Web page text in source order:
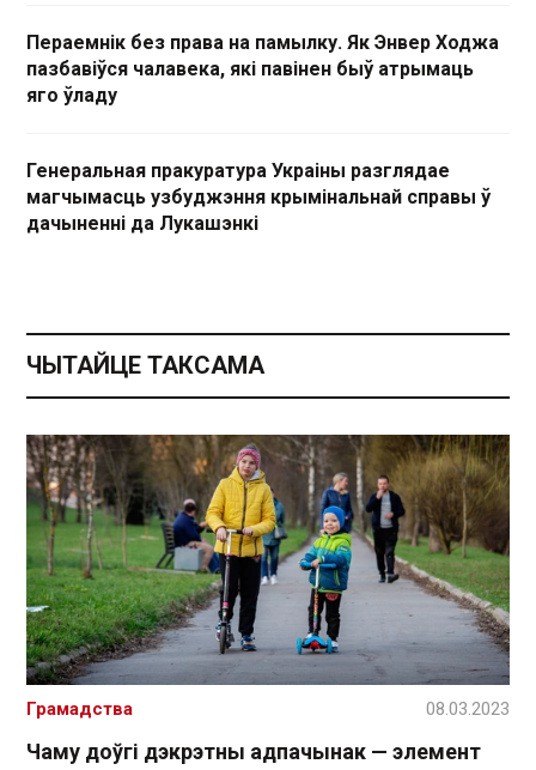
Пераемнік без права на памылку. Як Энвер Ходжа
пазбавіўся чалавека, які павінен быў атрымаць
яго ўладу
Генеральная пракуратура Украіны разглядае
магчымасць узбуджэння крымінальнай справы ў
дачыненні да Лукашэнкі
ЧЫТАЙЦЕ ТАКСАМА
Чаму доўгі дэкрэтны адпачынак — элемент
Грамадства 08.03.2023